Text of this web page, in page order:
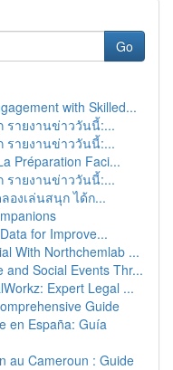
Go
with Skilled...
รายงานข่าววันนี้:...
รายงานข่าววันนี้:...
Préparation Faci...
รายงานข่าววันนี้:...
องเล่นสนุก ได้ก...
for Improve...
With Northchemlab ...
and Social Events Thr...
Expert Legal ...
Guide
en España: Guía
au Cameroun : Guide